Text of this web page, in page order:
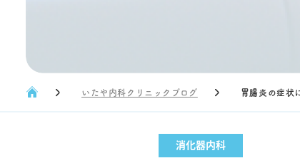
いたや内科クリニックブログ 胃腸炎の症状
消化器内科